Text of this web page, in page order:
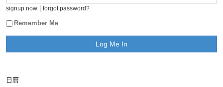
signup now forgot password?
Remember Me
日曆